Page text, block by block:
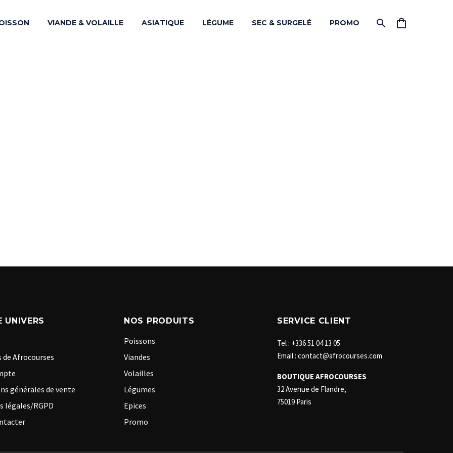
VIANDE & VOLAILLE ASIATIQUE LÉGUME SEC & SURGELÉ PROMO
UNIVERS
de Afrocourses
générales de vente
légales/RGPD
NOS PRODUITS
Poissons
Viandes
Volailles
Légumes
Epices
Promo
SERVICE CLIENT
Tel : +336 51 04 13 05
Email : contact@afrocourses.com
BOUTIQUE AFROCOURSES
32 Avenue de Flandre,
75019 Paris